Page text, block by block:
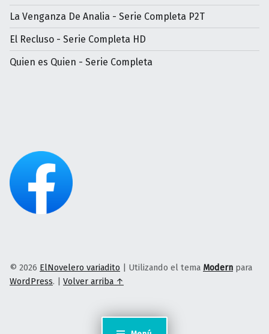
La Venganza De Analia - Serie Completa P2T
El Recluso - Serie Completa HD
Quien es Quien - Serie Completa
© 2026 ElNovelero variadito | Utilizando el tema Modern para
WordPress. | Volver arriba ↑